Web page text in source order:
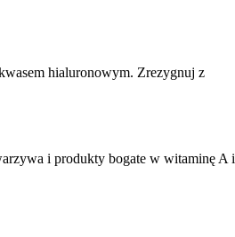
hialuronowym. Zrezygnuj z
i produkty bogate w witaminę A i